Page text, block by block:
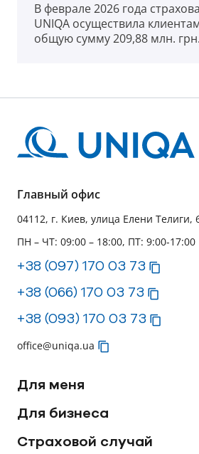
В феврале 2026 года
UNIQA осуществила
общую сумму 209,88 млн. грн.
Главный офис
04112, г. Киев, улица Елени Телиги,
ПН – ЧТ: 09:00 – 18:00, ПТ: 9:00-17:00
+38 (097) 170 03 73
+38 (066) 170 03 73
+38 (093) 170 03 73
office@uniqa.ua
Для меня
Для бизнеса
Страховой случай